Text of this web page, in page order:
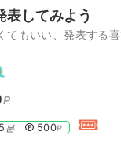
表してみよう
てもいい、発表する
P
분 500P